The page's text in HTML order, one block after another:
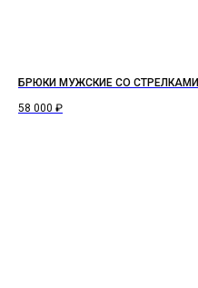
БРЮКИ МУЖСКИЕ СО СТРЕЛКАМИ
58 000 ₽